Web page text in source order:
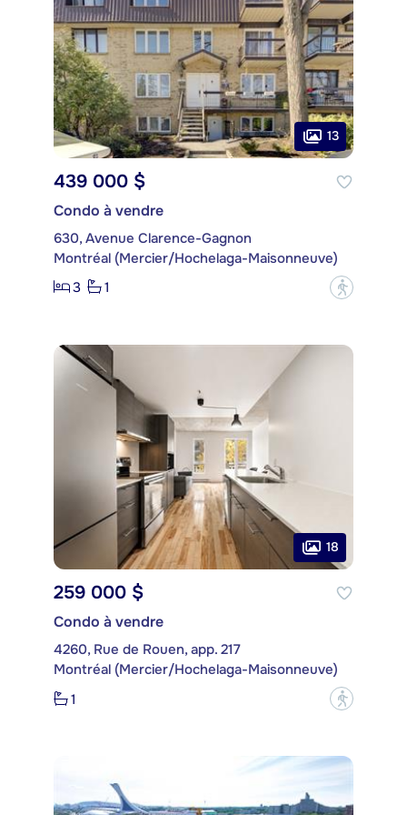
13
439 000 $
Condo à vendre
630, Avenue Clarence-Gagnon
Montréal (Mercier/Hochelaga-Maisonneuve)
3
1 ?
18
259 000 $
Condo à vendre
4260, Rue de Rouen, app. 217
Montréal (Mercier/Hochelaga-Maisonneuve)
1
?